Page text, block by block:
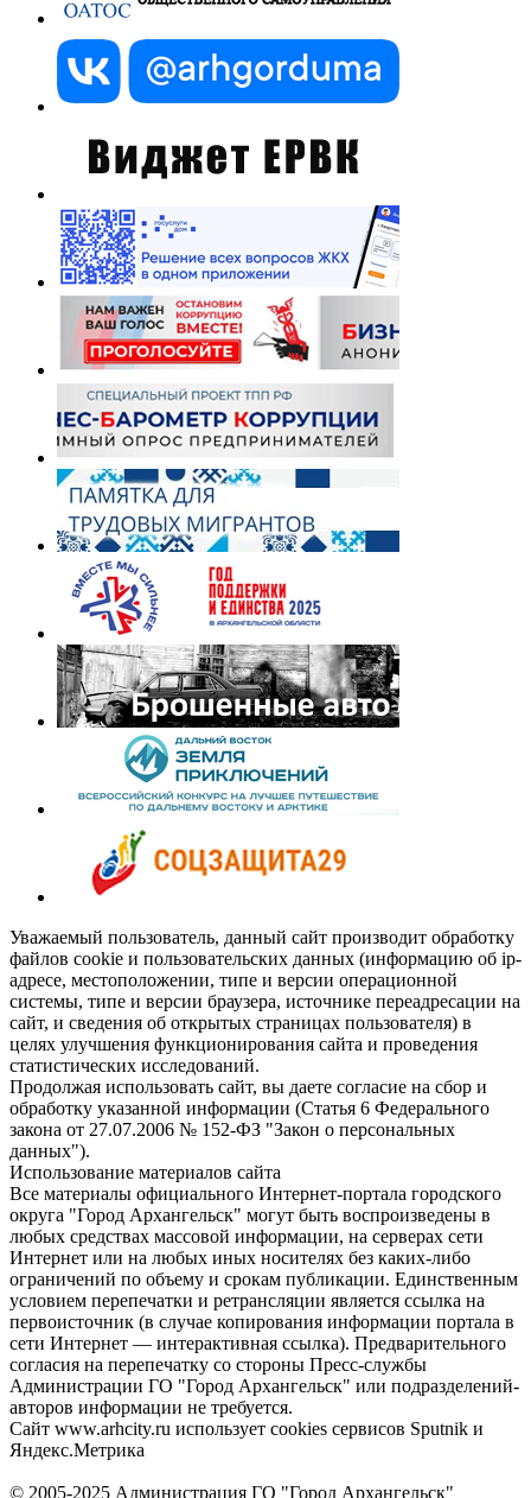
Уважаемый пользователь, данный сайт производит обработку
файлов cookie и пользовательских данных (информацию об ip-
адресе, местоположении, типе и версии операционной
системы, типе и версии браузера, источнике переадресации на
сайт, и сведения об открытых страницах пользователя) в
целях улучшения функционирования сайта и проведения
статистических исследований.
Продолжая использовать сайт, вы даете согласие на сбор и
обработку указанной информации (Статья 6 Федерального
закона от 27.07.2006 № 152-ФЗ "Закон о персональных
данных").
Использование материалов сайта
Все материалы официального Интернет-портала городского
округа "Город Архангельск" могут быть воспроизведены в
любых средствах массовой информации, на серверах сети
Интернет или на любых иных носителях без каких-либо
ограничений по объему и срокам публикации. Единственным
условием перепечатки и ретрансляции является ссылка на
первоисточник (в случае копирования информации портала в
сети Интернет — интерактивная ссылка). Предварительного
согласия на перепечатку со стороны Пресс-службы
Администрации ГО "Город Архангельск" или подразделений-
авторов информации не требуется.
Сайт www.arhcity.ru использует cookies сервисов Sputnik и
Яндекс.Метрика
© 2005-2025 Администрация ГО "Город Архангельск"